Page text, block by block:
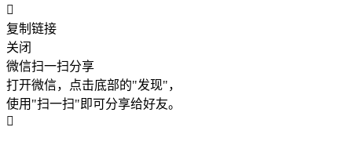
复制链接
关闭
微信扫一扫分享
打开微信，点击底部的"发现"，
使用"扫一扫"即可分享给好友。